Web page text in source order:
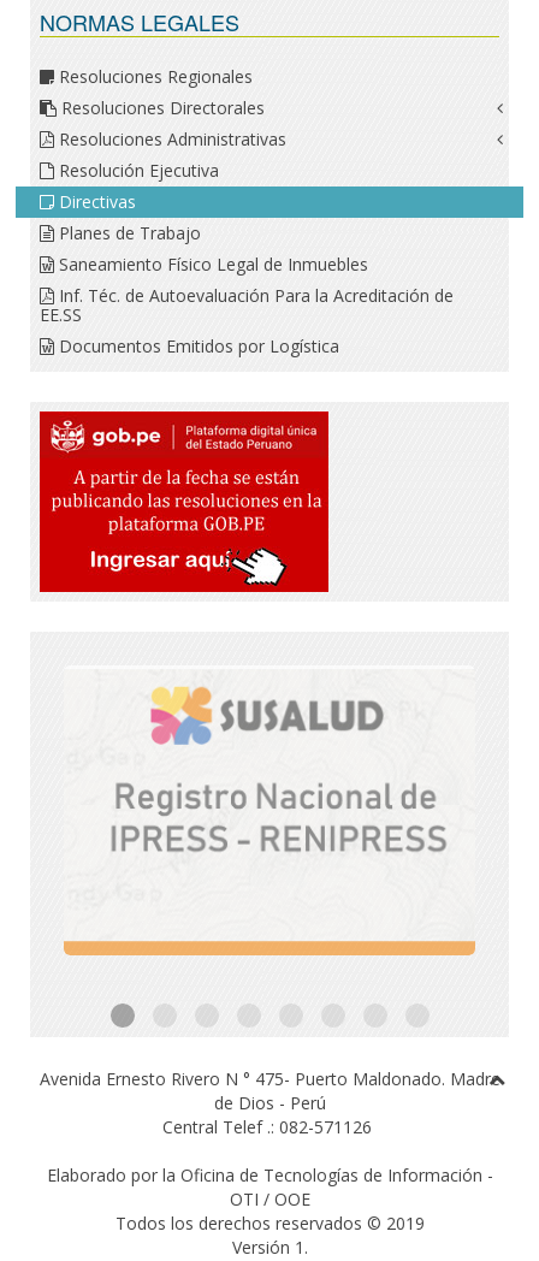
NORMAS LEGALES
Resoluciones Regionales
Resoluciones Directorales
Resoluciones Administrativas
Resolución Ejecutiva
Directivas
Planes de Trabajo
Saneamiento Físico Legal de Inmuebles
Inf. Téc. de Autoevaluación Para la Acreditación de
EE.SS
Documentos Emitidos por Logística
Avenida Ernesto Rivero N ° 475- Puerto Maldonado. Madre
de Dios - Perú
Central Telef .: 082-571126
Elaborado por la Oficina de Tecnologías de Información -
OTI / OOE
Todos los derechos reservados © 2019
Versión 1.